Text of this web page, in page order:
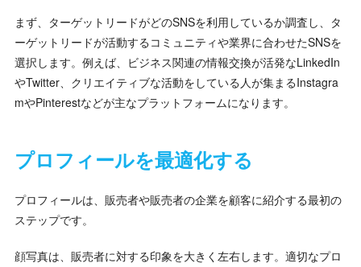
まず、ターゲットリードがどのSNSを利用しているか調査し、タ
ーゲットリードが活動するコミュニティや業界に合わせたSNSを
選択します。例えば、ビジネス関連の情報交換が活発なLinkedIn
やTwitter、クリエイティブな活動をしている人が集まるInstagra
mやPinterestなどが主なプラットフォームになります。
プロフィールを最適化する
プロフィールは、販売者や販売者の企業を顧客に紹介する最初の
ステップです。
顔写真は、販売者に対する印象を大きく左右します。適切なプロ